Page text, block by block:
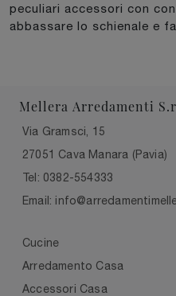
peculiari accessori con
abbassare lo schienale e
Mellera Arredamenti
Via Gramsci, 15
27051 Cava Manara (Pavia)
Tel: 0382-554333
Email:
Cucine
Arredamento Casa
Accessori Casa